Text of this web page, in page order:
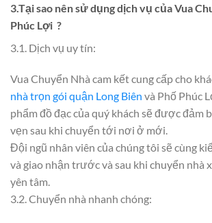
3.Tại sao nên sử dụng dịch vụ của Vua
Phúc Lợi ?
3.1. Dịch vụ uy tín:
Vua Chuyển Nhà cam kết cung cấp cho
nhà trọn gói quận Long Biên và Phố Phúc
phẩm đồ đạc của quý khách sẽ được đảm
vẹn sau khi chuyển tới nơi ở mới.
Đội ngũ nhân viên của chúng tôi sẽ cùng
và giao nhận trước và sau khi chuyển nhà
yên tâm.
3.2. Chuyển nhà nhanh chóng: